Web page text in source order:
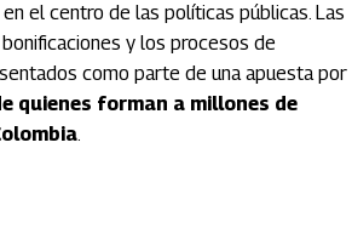
el centro de las políticas públicas. Las
y los procesos de
como parte de una apuesta por
quienes forman a millones de
.